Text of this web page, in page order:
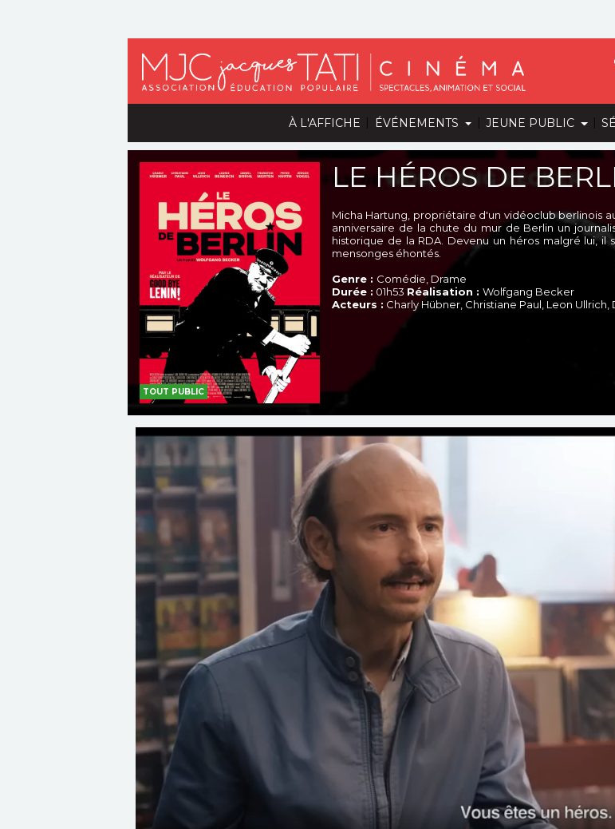
À L'AFFICHE | ÉVÉNEMENTS | JEUNE PUBLIC |
TOUT PUBLIC
LE HÉROS DE
Micha Hartung, propriétaire d'un vidéoclub berlinois
anniversaire de la chute du mur de Berlin un
historique de la RDA. Devenu un héros malgré lui,
mensonges éhontés.
Genre : Comédie, Drame
Durée : 01h53 Réalisation : Wolfgang Becker
Acteurs : Charly Hübner, Christiane Paul, Leon